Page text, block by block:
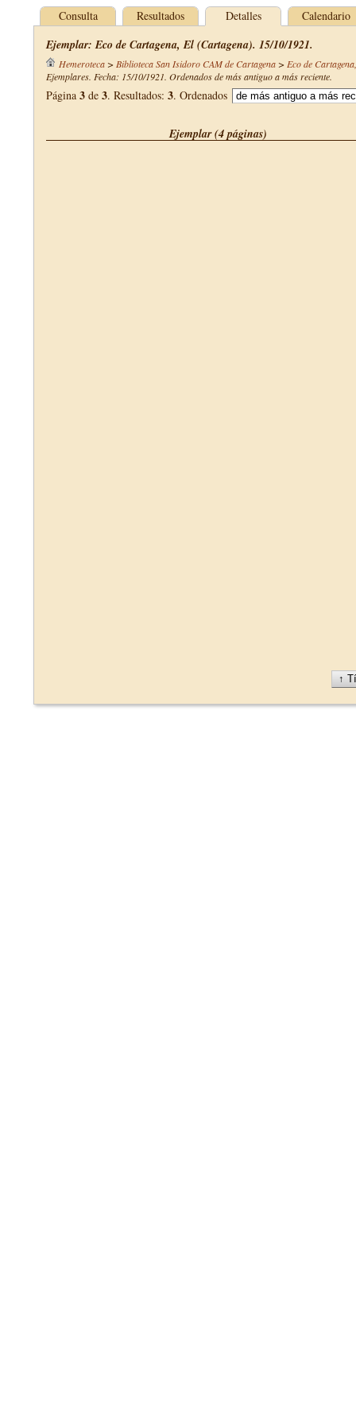
Consulta Resultados Detalles Calendario
Ejemplar: Eco de Cartagena, El (Cartagena). 15/10/1921.
Hemeroteca> Biblioteca San Isidoro CAM de Cartagena> Eco de
Ejemplares. Fecha: 15/10/1921. Ordenados de más antiguo a más reciente.
Página 3 de 3. Resultados: 3. Ordenados
Ejemplar (4 páginas)